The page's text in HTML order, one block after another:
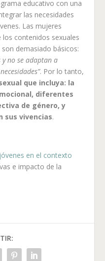
educativo con una
las necesidades
Las mujeres
contenidos sexuales
demasiado básicos:
y no se adaptan a
. Por lo tanto,
que incluya: la
diferentes
de género, y
sus vivencias.
en el contexto
e impacto de la